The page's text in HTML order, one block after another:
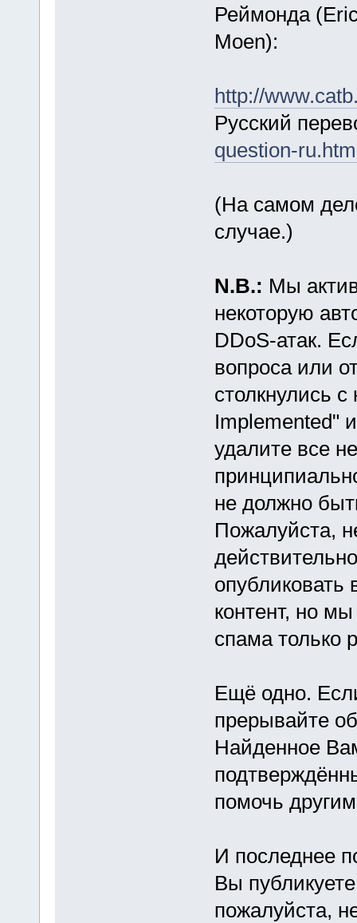
Реймонда
Moen):
http://
Русский
question-
(На самом
случае.)
N.B.: Мы
некоторую
DDoS-атак.
вопроса или
столкнулись
Implemented"
удалите все
не должно
Пожалуйста,
контент, но
спама только
Ещё одно.
прерывайте
Найденное
помочь
И последнее
Вы
пожалуйста,